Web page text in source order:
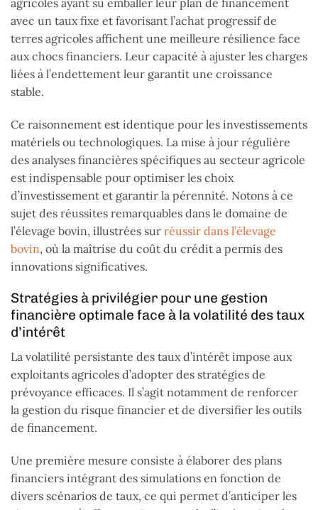
avec un taux fixe et favorisant l’achat progressif de
terres agricoles affichent une meilleure résilience face
aux chocs financiers. Leur capacité à ajuster les charges
liées à l’endettement leur garantit une croissance
stable.
Ce raisonnement est identique pour les investissements
matériels ou technologiques. La mise à jour régulière
des analyses financières spécifiques au secteur agricole
est indispensable pour optimiser les choix
d’investissement et garantir la pérennité. Notons à ce
sujet des réussites remarquables dans le domaine de
l’élevage bovin, illustrées sur réussir dans l’élevage
bovin, où la maîtrise du coût du crédit a permis des
innovations significatives.
Stratégies à privilégier pour une gestion
financière optimale face à la volatilité des taux
d’intérêt
La volatilité persistante des taux d’intérêt impose aux
exploitants agricoles d’adopter des stratégies de
prévoyance efficaces. Il s’agit notamment de renforcer
la gestion du risque financier et de diversifier les outils
de financement.
Une première mesure consiste à élaborer des plans
financiers intégrant des simulations en fonction de
divers scénarios de taux, ce qui permet d’anticiper les